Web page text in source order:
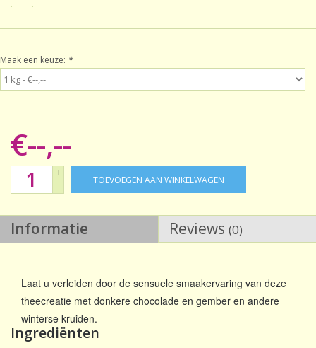
Sale!
Laatste kans!
Maak een keuze: *
€--,--
+
-
TOEVOEGEN AAN WINKELWAGEN
Informatie Reviews (0)
Laat u verleiden door de sensuele smaakervaring van deze
theecreatie met donkere chocolade en gember en andere
winterse kruiden.
Ingrediënten